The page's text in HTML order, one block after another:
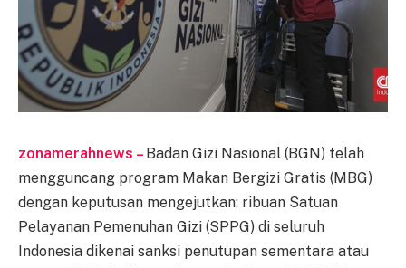
zonamerahnews – Badan Gizi Nasional (BGN) telah
mengguncang program Makan Bergizi Gratis (MBG)
dengan keputusan mengejutkan: ribuan Satuan
Pelayanan Pemenuhan Gizi (SPPG) di seluruh
Indonesia dikenai sanksi penutupan sementara atau